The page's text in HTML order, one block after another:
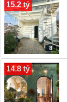
15.2 tỷ
8
14.8 tỷ